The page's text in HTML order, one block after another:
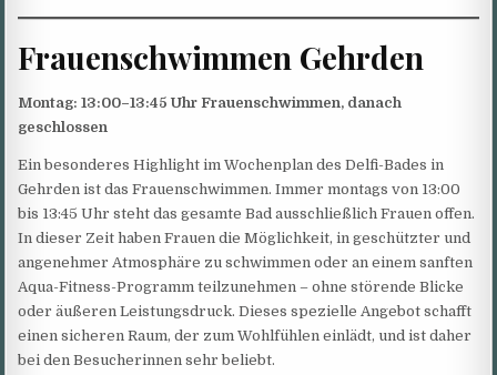
Frauenschwimmen Gehrden
Montag: 13:00–13:45 Uhr Frauenschwimmen, danach
geschlossen
Ein besonderes Highlight im Wochenplan des Delfi-Bades in
Gehrden ist das Frauenschwimmen. Immer montags von 13:00
bis 13:45 Uhr steht das gesamte Bad ausschließlich Frauen offen.
In dieser Zeit haben Frauen die Möglichkeit, in geschützter und
angenehmer Atmosphäre zu schwimmen oder an einem sanften
Aqua-Fitness-Programm teilzunehmen – ohne störende Blicke
oder äußeren Leistungsdruck. Dieses spezielle Angebot schafft
einen sicheren Raum, der zum Wohlfühlen einlädt, und ist daher
bei den Besucherinnen sehr beliebt.